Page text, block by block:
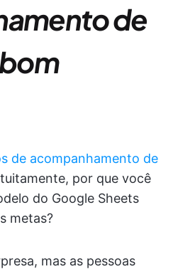
de
de acompanhamento de
por que você
do Google Sheets
metas?
mas as pessoas